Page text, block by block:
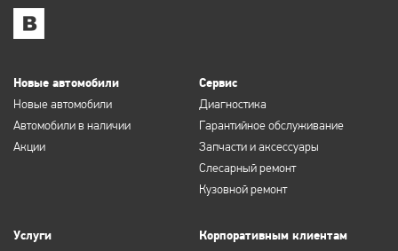
Новые автомобили
Новые автомобили
Автомобили в наличии
Акции
Сервис
Диагностика
Гарантийное обслуживание
Запчасти и аксессуары
Слесарный ремонт
Кузовной ремонт
Услуги Корпоративным клиентам